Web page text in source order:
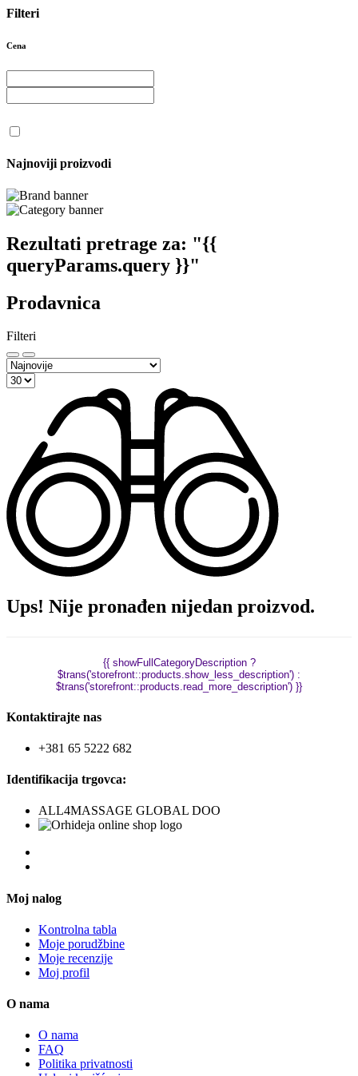
Filteri
Cena
Najnoviji proizvodi
Rezultati pretrage za: "{{
queryParams.query }}"
Prodavnica
Filteri
Ups! Nije pronađen nijedan proizvod.
{{ showFullCategoryDescription ?
$trans('storefront::products.show_less_description') :
$trans('storefront::products.read_more_description') }}
Kontaktirajte nas
+381 65 5222 682
Identifikacija trgovca:
ALL4MASSAGE GLOBAL DOO
Moj nalog
Kontrolna tabla
Moje porudžbine
Moje recenzije
Moj profil
O nama
O nama
FAQ
Politika privatnosti